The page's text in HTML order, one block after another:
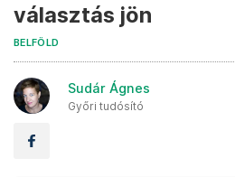
választás jön
BELFÖLD
Sudár Ágnes
Győri tudósító